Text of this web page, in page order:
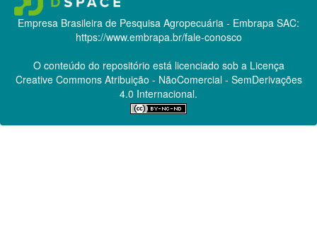
Empresa Brasileira de Pesquisa Agropecuária - Embrapa SAC:
https://www.embrapa.br/fale-conosco
O conteúdo do repositório está licenciado sob a Licença
Creative CommonsAtribuição - NãoComercial - SemDerivações
4.0 Internacional.